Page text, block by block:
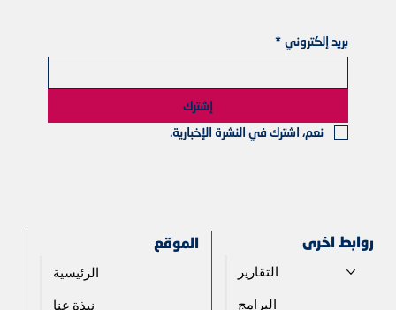
الموقع
الرئيسية
نبذة عنا
روابط اخرى
التقارير
البرامج
بريد إلكتروني *
إشترك
نعم، اشترك في النشرة الإخبارية.